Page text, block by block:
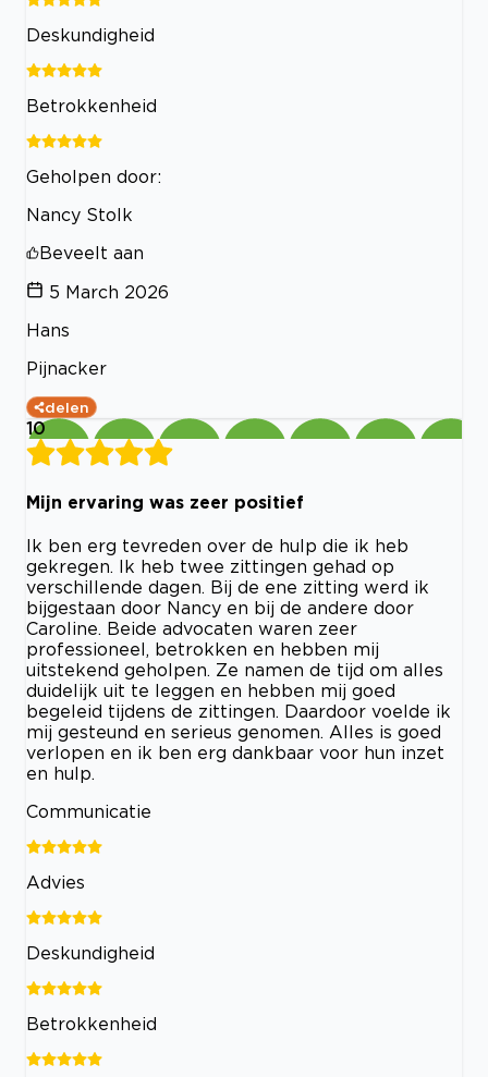
Deskundigheid
Betrokkenheid
Geholpen door:
Nancy Stolk
Beveelt aan
5 March 2026
Hans
Pijnacker
delen
10
Mijn ervaring was zeer positief
Ik ben erg tevreden over de hulp die ik heb
gekregen. Ik heb twee zittingen gehad op
verschillende dagen. Bij de ene zitting werd ik
bijgestaan door Nancy en bij de andere door
Caroline. Beide advocaten waren zeer
professioneel, betrokken en hebben mij
uitstekend geholpen. Ze namen de tijd om alles
duidelijk uit te leggen en hebben mij goed
begeleid tijdens de zittingen. Daardoor voelde ik
mij gesteund en serieus genomen. Alles is goed
verlopen en ik ben erg dankbaar voor hun inzet
en hulp.
Communicatie
Advies
Deskundigheid
Betrokkenheid